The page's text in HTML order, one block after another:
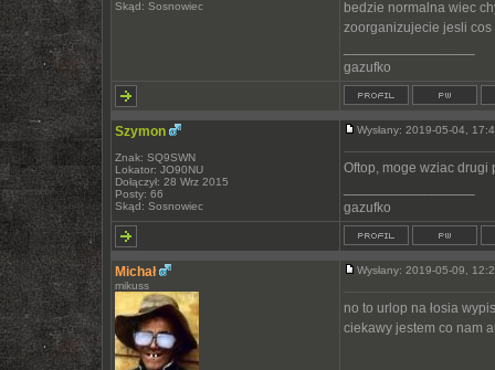
Skąd: Sosnowiec
bedzie normalna wiec
zoorganizujecie jesli cos
gazufko
Szymon
Znak: SQ9SWN
Lokator: JO90NU
Dołączył: 28 Wrz 2015
Posty: 66
Skąd: Sosnowiec
Wysłany: 2019-05-04,
Oftop, moge wziac drugi
gazufko
Michał
mikuss
Wysłany: 2019-05-09,
no to urlop na łosia
ciekawy jestem co nam